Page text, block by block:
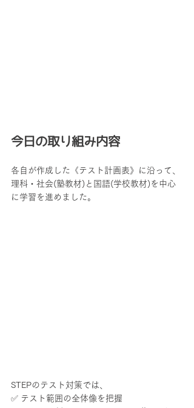
今日の取り組み内容
各自が作成した《テスト計画表》に沿って、
理科・社会(塾教材)と国語(学校教材)を中心
に学習を進めました。
STEPのテスト対策では、
✅ テスト範囲の全体像を把握